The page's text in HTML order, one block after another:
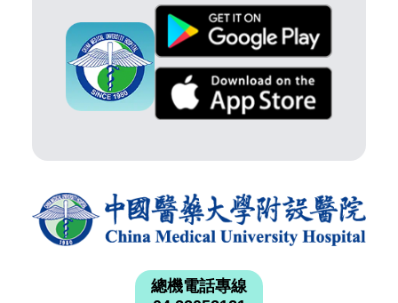
總機電話專線